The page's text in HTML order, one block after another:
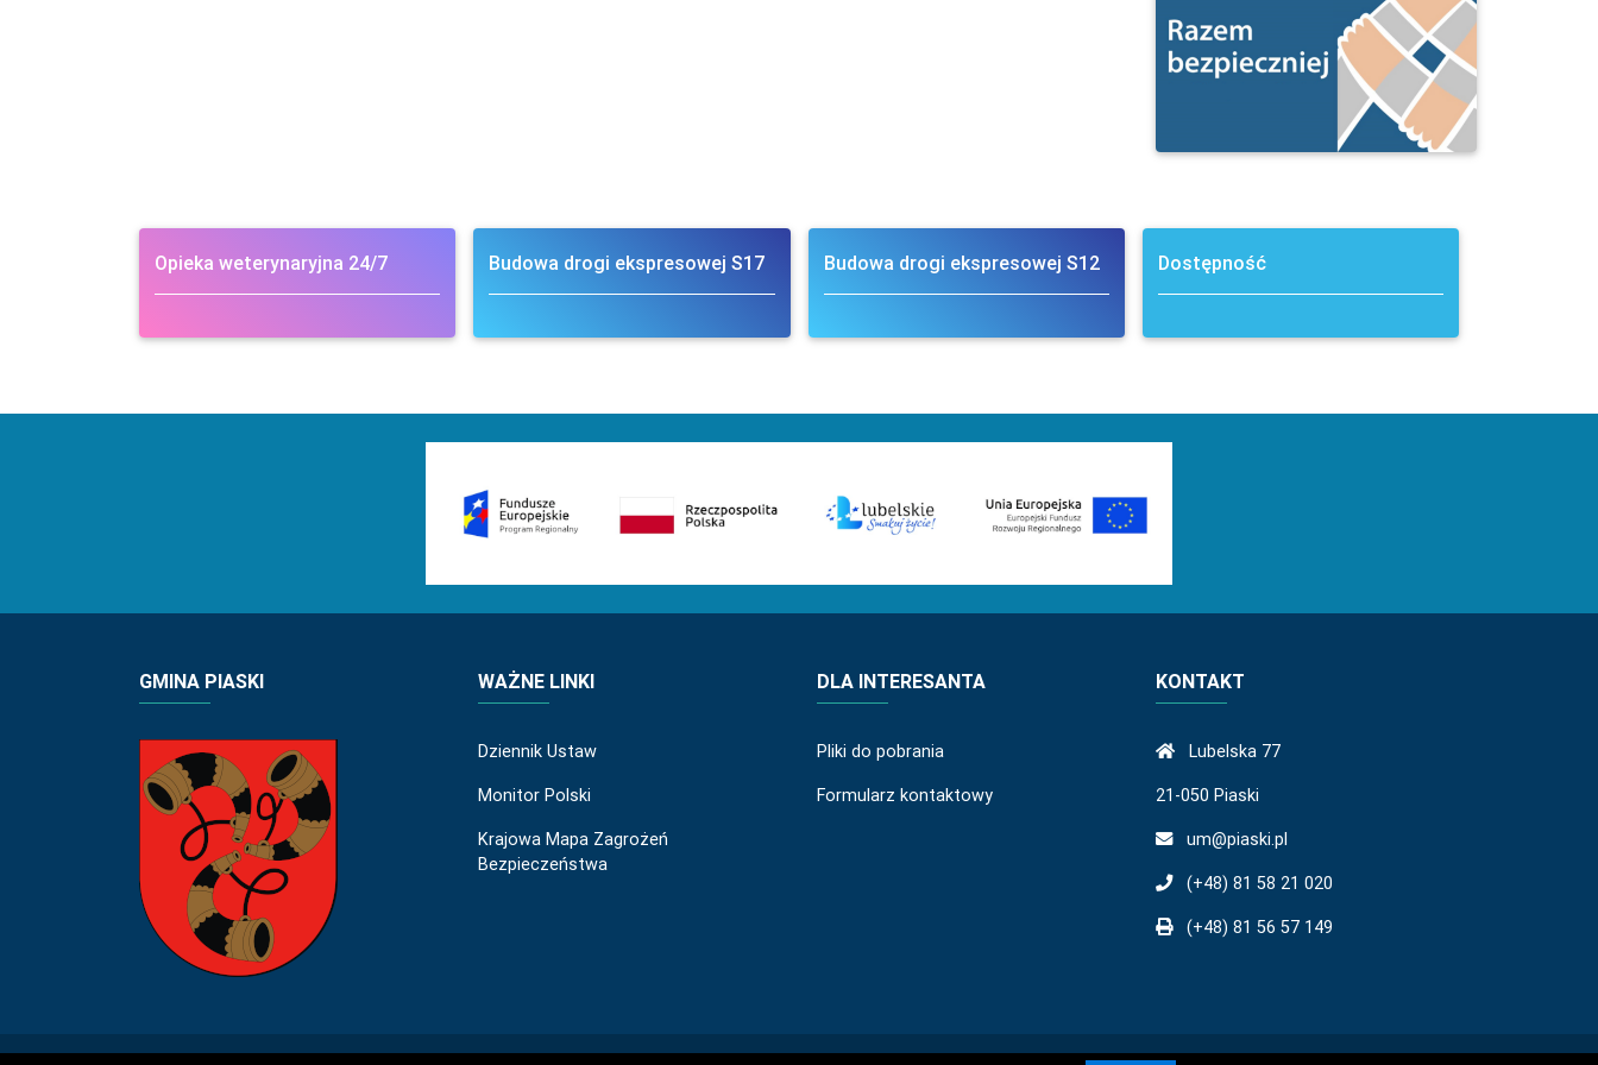
Opieka weterynaryjna 24/7 Budowa drogi ekspresowej S17 Budowa drogi ekspresowej S12 Dostępność
GMINA PIASKI WAŻNE LINKI
Dziennik Ustaw
Monitor Polski
Krajowa Mapa Zagrożeń
Bezpieczeństwa
DLA INTERESANTA
Pliki do pobrania
Formularz kontaktowy
KONTAKT
Lubelska 77
21-050 Piaski
um@piaski.pl
(+48) 81 58 21 020
(+48) 81 56 57 149